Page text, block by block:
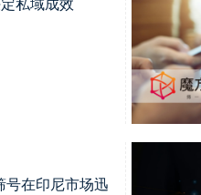
号在印尼市场迅